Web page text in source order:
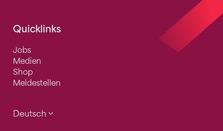
Quicklinks
Jobs
Medien
Shop
Meldestellen
Deutsch